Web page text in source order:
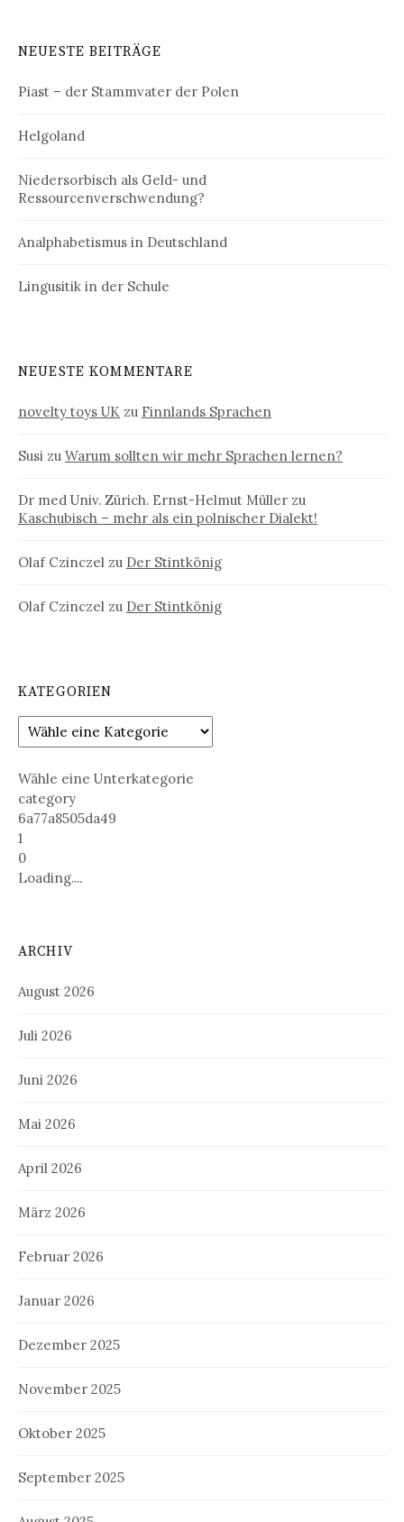
NEUESTE BEITRÄGE
Piast – der Stammvater der Polen
Helgoland
Niedersorbisch als Geld- und
Ressourcenverschwendung?
Analphabetismus in Deutschland
Lingusitik in der Schule
NEUESTE KOMMENTARE
novelty toys UK zu Finnlands Sprachen
Susi zu Warum sollten wir mehr Sprachen lernen?
Dr med Univ. Zürich. Ernst-Helmut Müller zu
Kaschubisch – mehr als ein polnischer Dialekt!
Olaf Czinczel zu Der Stintkönig
Olaf Czinczel zu Der Stintkönig
KATEGORIEN
Wähle eine Unterkategorie
category
6a77a8505da49
1
0
Loading....
ARCHIV
August 2026
Juli 2026
Juni 2026
Mai 2026
April 2026
März 2026
Februar 2026
Januar 2026
Dezember 2025
November 2025
Oktober 2025
September 2025